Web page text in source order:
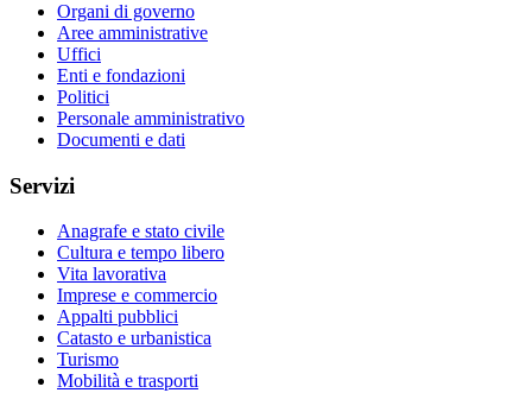
Organi di governo
Aree amministrative
Uffici
Enti e fondazioni
Politici
Personale amministrativo
Documenti e dati
Servizi
Anagrafe e stato civile
Cultura e tempo libero
Vita lavorativa
Imprese e commercio
Appalti pubblici
Catasto e urbanistica
Turismo
Mobilità e trasporti